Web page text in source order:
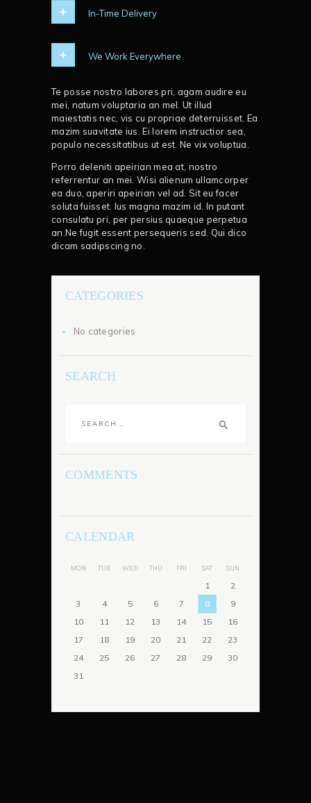
In-Time Delivery
We Work Everywhere
Te posse nostro labores pri, agam audire eu
mei, natum voluptaria an mel. Ut illud
maiestatis nec, vis cu propriae deterruisset. Ea
mazim suavitate ius. Ei lorem instructior sea,
populo necessitatibus ut est. Ne vix voluptua.
Porro deleniti apeirian mea at, nostro
referrentur an mei. Wisi alienum ullamcorper
ea duo, aperiri apeirian vel ad. Sit eu facer
soluta fuisset. Ius magna mazim id. In putant
consulatu pri, per persius quaeque perpetua
an.Ne fugit essent persequeris sed. Qui dico
dicam sadipscing no.
CATEGORIES
No categories
SEARCH
COMMENTS
CALENDAR
MON TUE WED THU FRI SAT SUN
1
2
3
4 5 6 7 8
9
10
11 12 13 14 15
16
17
18 19 20 21 22
23
24
25 26 27 28 29
30
31